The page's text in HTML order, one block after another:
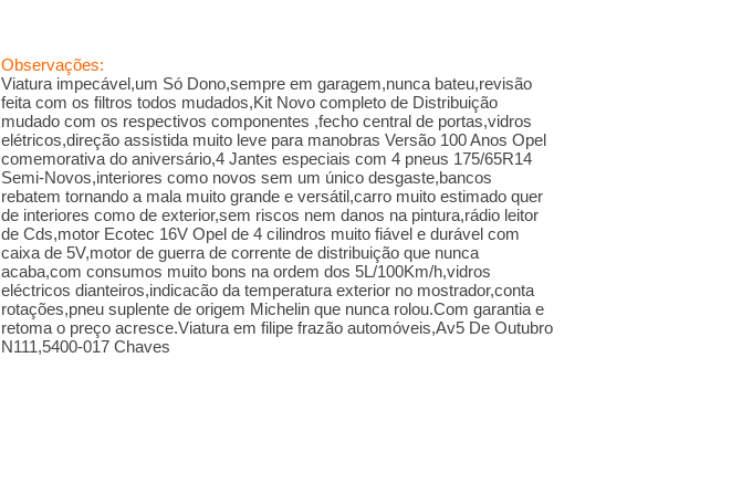
Observações:
Viatura impecável,um Só Dono,sempre em garagem,nunca bateu,revisão
feita com os filtros todos mudados,Kit Novo completo de Distribuição
mudado com os respectivos componentes ,fecho central de portas,vidros
elétricos,direção assistida muito leve para manobras Versão 100 Anos Opel
comemorativa do aniversário,4 Jantes especiais com 4 pneus 175/65R14
Semi-Novos,interiores como novos sem um único desgaste,bancos
rebatem tornando a mala muito grande e versátil,carro muito estimado quer
de interiores como de exterior,sem riscos nem danos na pintura,rádio leitor
de Cds,motor Ecotec 16V Opel de 4 cilindros muito fiável e durável com
caixa de 5V,motor de guerra de corrente de distribuição que nunca
acaba,com consumos muito bons na ordem dos 5L/100Km/h,vidros
eléctricos dianteiros,indicacão da temperatura exterior no mostrador,conta
rotações,pneu suplente de origem Michelin que nunca rolou.Com garantia e
retoma o preço acresce.Viatura em filipe frazão automóveis,Av5 De Outubro
N111,5400-017 Chaves